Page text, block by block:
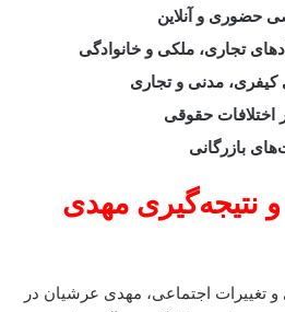
حضوری و آنلاین
تجاری، ملکی و خانوادگی
کیفری، مدنی و تجاری
اختلافات حقوقی
بازرگانی
نتیجه‌گیری مهدی
و تغییرات اجتماعی، مهدی عرشیان در